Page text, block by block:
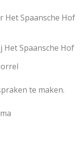
Het Spaansche Hof
Het Spaansche Hof
te maken.